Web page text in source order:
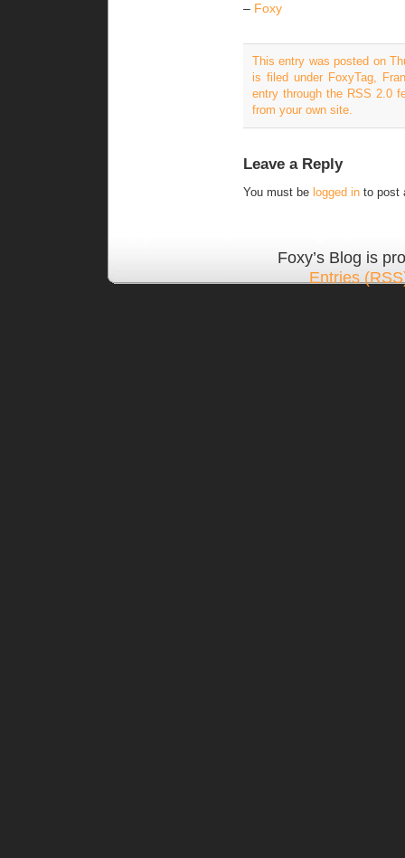
– Foxy
This entry was posted on
is filed under FoxyTag,
entry through the RSS 2.0
from your own site.
Leave a Reply
You must be logged in to post
Foxy’s Blog is
Entries